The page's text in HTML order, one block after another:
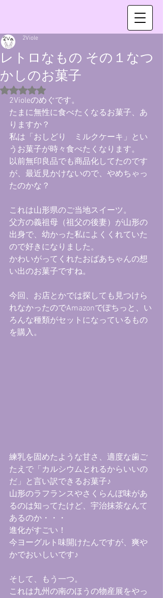
レトロなもの その１なつ
かしのお菓子
2Viole
5つ星のうちNaNと評価されています。
2Violeのめぐです。
たまに無性に食べたくなるお菓子、あ
りますか？
私は「おしどり　ミルクケーキ」とい
うお菓子が時々食べたくなります。
以前無印良品でも商品化してたのです
が、最近見かけないので、やめちゃっ
たのかな？
これは山形県のご当地スイーツ。
父方の義祖母（祖父の後妻）が山形の
出身で、幼かった私によくくれていた
ので好きになりました。
かわいがってくれたおばあちゃんの想
い出のお菓子ですね。
今回、お店とかでは探しても見つけら
れなかったのでAmazonでぽちっと、い
ろんな種類がセットになっているもの
を購入。
練乳を固めたような甘さ、適度な歯ご
たえで「カルシウムとれるからいいの
だ」と言い訳できるお菓子♪
山形のラフランスやさくらんぼ味があ
るのは知ってたけど、宇治抹茶なんて
あるのか・・・
進化がすごい！
今ヨーグルト味開けたんですが、爽や
かでおいしいです♪
そして、もう一つ。
これは九州の南のほうの物産展をやっ